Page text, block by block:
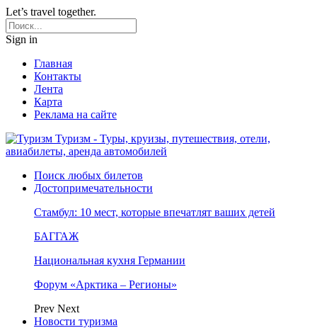
Let’s travel together.
Sign in
Главная
Контакты
Лента
Карта
Реклама на сайте
Туризм - Туры, круизы, путешествия, отели,
авиабилеты, аренда автомобилей
Поиск любых билетов
Достопримечательности
Стамбул: 10 мест, которые впечатлят ваших детей
БАГГАЖ
Национальная кухня Германии
Форум «Арктика – Регионы»
Prev Next
Новости туризма